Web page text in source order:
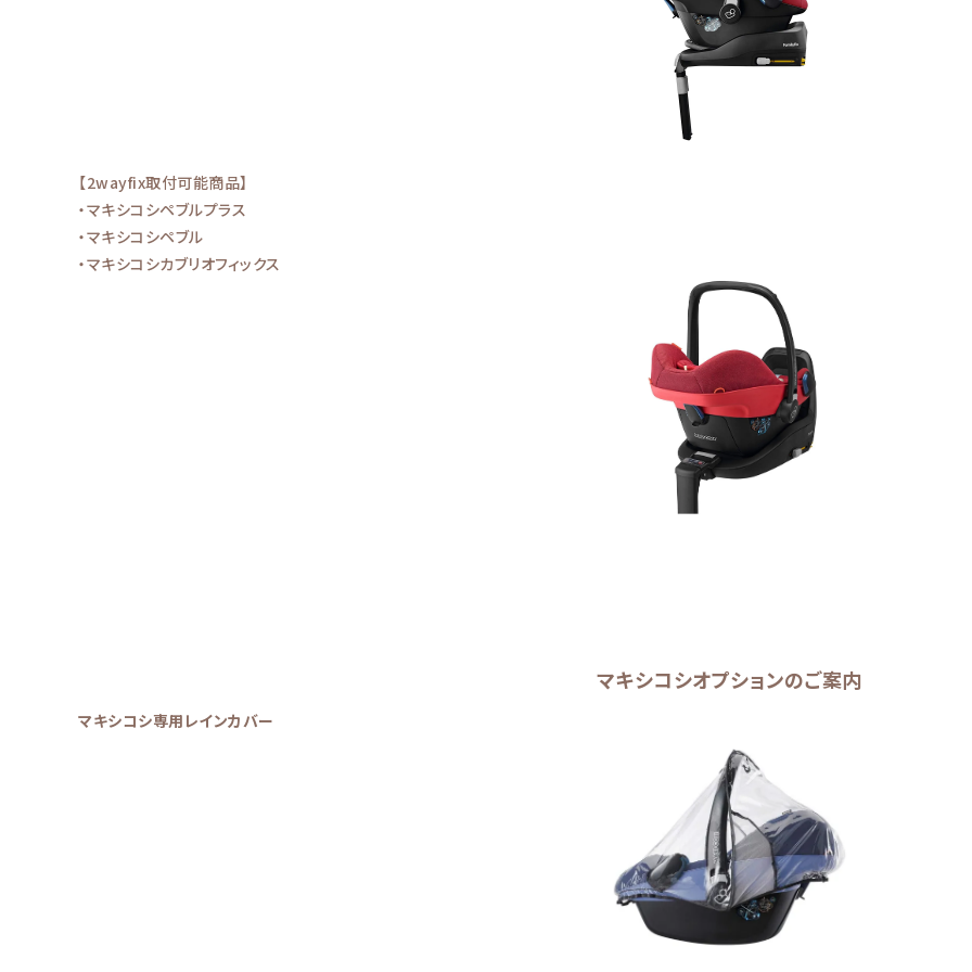
【2wayfix取付可能商品】
・マキシコシペブルプラス
・マキシコシペブル
・マキシコシカブリオフィックス
マキシコシオプションのご案内
マキシコシ専用レインカバー